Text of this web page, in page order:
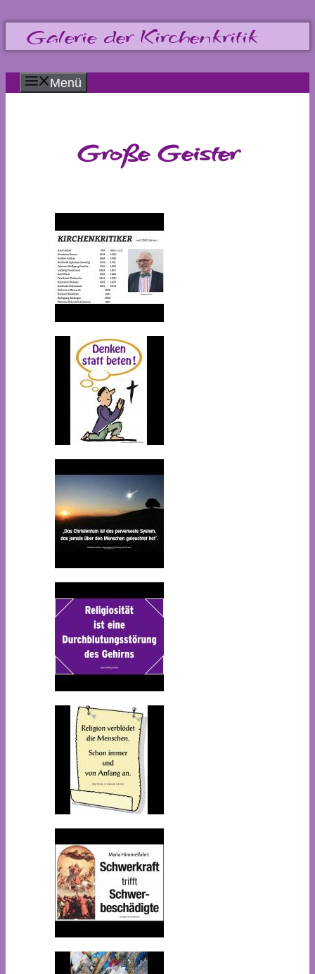
Inhalt
springen
Galerie der Kirchenkritik
Menü
Große Geister